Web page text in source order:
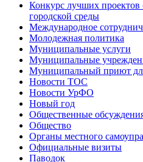
Конкурс лучших проектов
городской среды
Международное
Молодежная политика
Муниципальные услуги
Муниципальные
Муниципальный приют
Новости ТОС
Новости УрФО
Новый год
Общественные
Общество
Органы местного
Официальные визиты
Паводок